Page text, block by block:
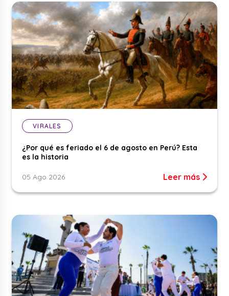
VIRALES
¿Por qué es feriado el 6 de agosto en Perú? Esta
es la historia
05 Ago 2026 Leer más